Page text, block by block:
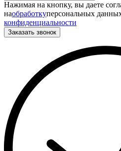
Нажимая на кнопку, вы даете
наобработкуперсональных
конфиденциальности
Заказать звонок